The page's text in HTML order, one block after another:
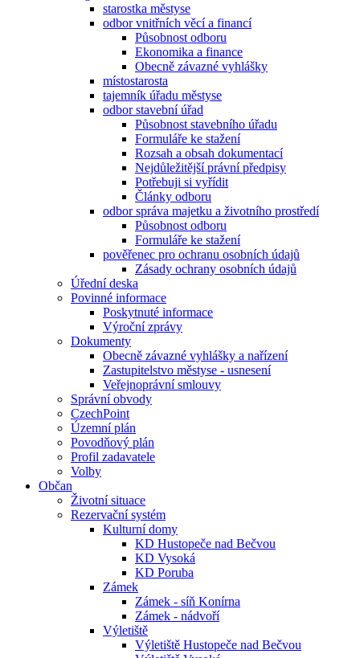
starostka městyse
odbor vnitřních věcí a financí
Působnost odboru
Ekonomika a finance
Obecně závazné vyhlášky
místostarosta
tajemník úřadu městyse
odbor stavební úřad
Působnost stavebního úřadu
Formuláře ke stažení
Rozsah a obsah dokumentací
Nejdůležitější právní předpisy
Potřebuji si vyřídit
Články odboru
odbor správa majetku a životního prostředí
Působnost odboru
Formuláře ke stažení
pověřenec pro ochranu osobních údajů
Zásady ochrany osobních údajů
Úřední deska
Povinné informace
Poskytnuté informace
Výroční zprávy
Dokumenty
Obecně závazné vyhlášky a nařízení
Zastupitelstvo městyse - usnesení
Veřejnoprávní smlouvy
Správní obvody
CzechPoint
Územní plán
Povodňový plán
Profil zadavatele
Volby
Občan
Životní situace
Rezervační systém
Kulturní domy
KD Hustopeče nad Bečvou
KD Vysoká
KD Poruba
Zámek
Zámek - síň Konírna
Zámek - nádvoří
Výletiště
Výletiště Hustopeče nad Bečvou